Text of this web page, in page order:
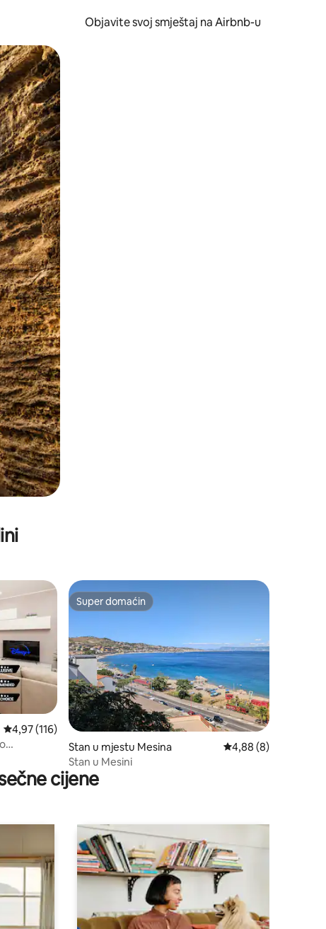
Objavite svoj smještaj na Airbnb-u
ili prevlačenjem.
prosječna ocjena 4,97 od 5, recenzija: 116
4,97 (116)
Super domaćin
Super domaćin
Stan u mjestu Mesina prosječna ocjena
4,88 (8)
Stan u Mesini
cijene